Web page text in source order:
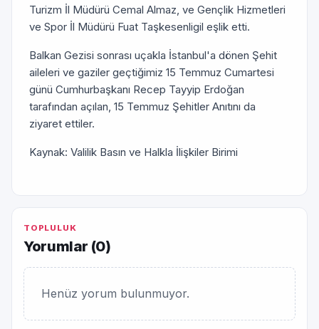
Turizm İl Müdürü Cemal Almaz, ve Gençlik Hizmetleri
ve Spor İl Müdürü Fuat Taşkesenligil eşlik etti.
Balkan Gezisi sonrası uçakla İstanbul'a dönen Şehit
aileleri ve gaziler geçtiğimiz 15 Temmuz Cumartesi
günü Cumhurbaşkanı Recep Tayyip Erdoğan
tarafından açılan, 15 Temmuz Şehitler Anıtını da
ziyaret ettiler.
Kaynak: Valilik Basın ve Halkla İlişkiler Birimi
TOPLULUK
Yorumlar (0)
Henüz yorum bulunmuyor.